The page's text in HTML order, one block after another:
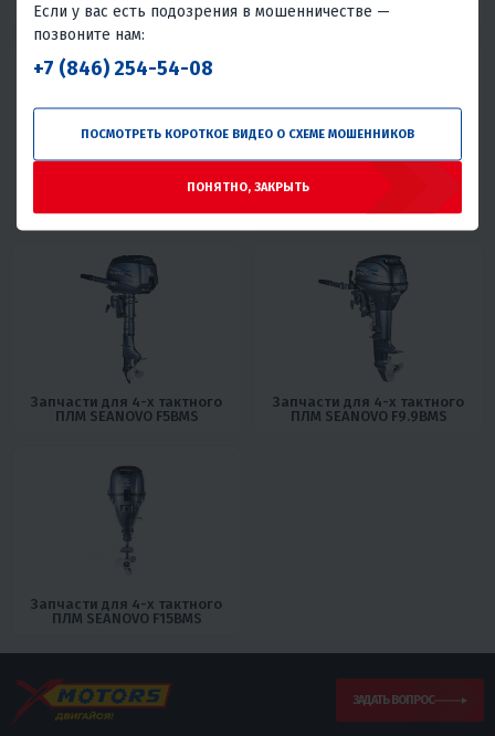
ПЛМ SEANOVO 20F
ПЛМ SEANOVO 30F
ПЛМ SEANOVO 40F
ПЛМ SEANOVO F2,5BMS
Запчасти для 4-х тактного
ПЛМ SEANOVO F5BMS
Запчасти для 4-х тактного
ПЛМ SEANOVO F9.9BMS
Запчасти для 4-х тактного
ПЛМ SEANOVO F15BMS
ЗАДАТЬ ВОПРОС
Если у вас есть подозрения в мошенничестве —
позвоните нам:
+7 (846) 254-54-08
ПОСМОТРЕТЬ КОРОТКОЕ ВИДЕО О СХЕМЕ МОШЕННИКОВ
ПОНЯТНО, ЗАКРЫТЬ